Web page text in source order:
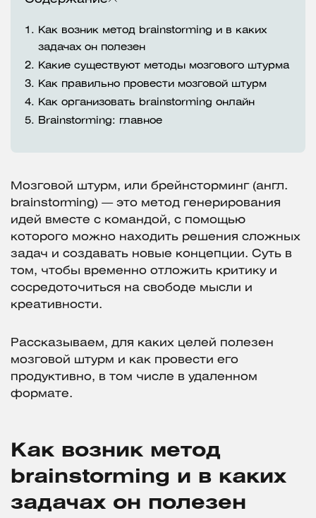
1.
Как возник метод brainstorming и в каких
задачах он полезен
2.
Какие существуют методы мозгового штурма
3.
Как правильно провести мозговой штурм
4.
Как организовать brainstorming онлайн
5.
Brainstorming: главное
Мозговой штурм, или брейнсторминг (англ.
brainstorming) — это метод генерирования
идей вместе с командой, с помощью
которого можно находить решения сложных
задач и создавать новые концепции. Суть в
том, чтобы временно отложить критику и
сосредоточиться на свободе мысли и
креативности.
Рассказываем, для каких целей полезен
мозговой штурм и как провести его
продуктивно, в том числе в удаленном
формате.
Как возник метод
brainstorming и в каких
задачах он полезен